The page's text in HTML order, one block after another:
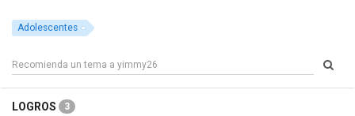
Adolescentes
LOGROS 3